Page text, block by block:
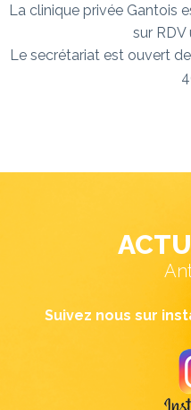
La clinique privée Gantois
sur
Le secrétariat est ouvert
Suivez nous sur